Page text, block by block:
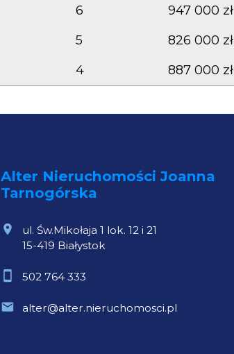
6 947 000 zł
5 826 000 zł
4 887 000 zł
Alter Nieruchomości Joanna
Tarnogórska
ul. Św.Mikołaja 1 lok. 12 i 21
15-419 Białystok
502 764 333
alter@alter.nieruchomosci.pl